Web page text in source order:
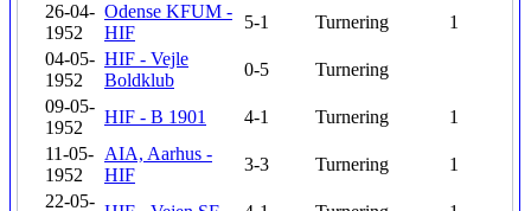
26-04-
1952
Odense KFUM -
HIF
5-1 Turnering
1
04-05-
1952
HIF - Vejle
Boldklub
0-5
Turnering
09-05-
1952
HIF - B 1901 4-1 Turnering
1
11-05-
1952
AIA, Aarhus -
HIF
3-3 Turnering
1
22-05-